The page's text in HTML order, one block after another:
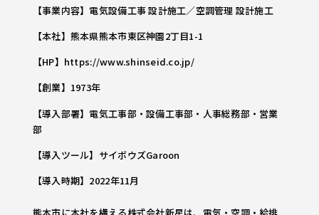
【事業内容】電気設備工事 設計施工／空調管理 設計施工
【本社】熊本県熊本市東区神園2丁目1-1
【HP】https://www.shinseid.co.jp/
【創業】1973年
【導入部署】電気工事部・設備工事部・人事総務部・営業
部
【導入ツール】サイボウズGaroon
【導入時期】2022年11月